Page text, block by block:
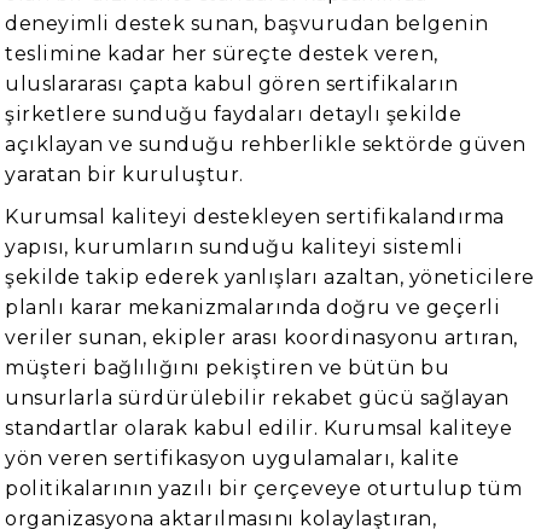
deneyimli destek sunan, başvurudan belgenin
teslimine kadar her süreçte destek veren,
uluslararası çapta kabul gören sertifikaların
şirketlere sunduğu faydaları detaylı şekilde
açıklayan ve sunduğu rehberlikle sektörde güven
yaratan bir kuruluştur.
Kurumsal kaliteyi destekleyen sertifikalandırma
yapısı, kurumların sunduğu kaliteyi sistemli
şekilde takip ederek yanlışları azaltan, yöneticilere
planlı karar mekanizmalarında doğru ve geçerli
veriler sunan, ekipler arası koordinasyonu artıran,
müşteri bağlılığını pekiştiren ve bütün bu
unsurlarla sürdürülebilir rekabet gücü sağlayan
standartlar olarak kabul edilir. Kurumsal kaliteye
yön veren sertifikasyon uygulamaları, kalite
politikalarının yazılı bir çerçeveye oturtulup tüm
organizasyona aktarılmasını kolaylaştıran,